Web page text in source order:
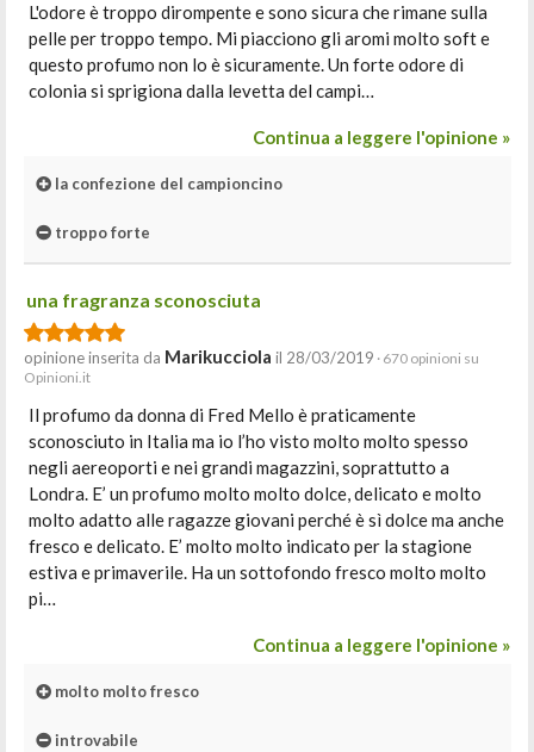
L'odore è troppo dirompente e sono sicura che rimane sulla
pelle per troppo tempo. Mi piacciono gli aromi molto soft e
questo profumo non lo è sicuramente. Un forte odore di
colonia si sprigiona dalla levetta del campi…
Continua a leggere l'opinione »
la confezione del campioncino
troppo forte
una fragranza sconosciuta
opinione inserita da Marikucciola il 28/03/2019 · 670 opinioni su
Opinioni.it
Il profumo da donna di Fred Mello è praticamente
sconosciuto in Italia ma io l’ho visto molto molto spesso
negli aereoporti e nei grandi magazzini, soprattutto a
Londra. E’ un profumo molto molto dolce, delicato e molto
molto adatto alle ragazze giovani perché è sì dolce ma anche
fresco e delicato. E’ molto molto indicato per la stagione
estiva e primaverile. Ha un sottofondo fresco molto molto
pi…
Continua a leggere l'opinione »
molto molto fresco
introvabile